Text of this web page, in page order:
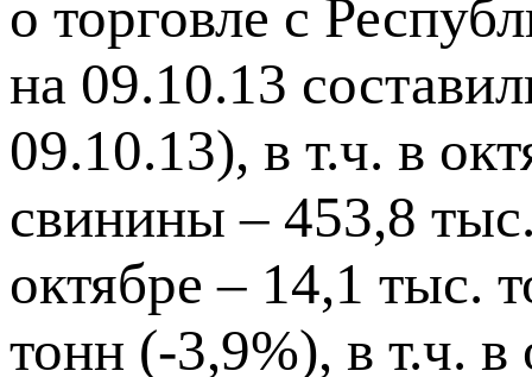
о торговле с
на 09.10.13
09.10.13), в т.ч. в
свинины – 453,8
октябре – 14,1 тыс.
тонн (-3,9%), в т.ч.